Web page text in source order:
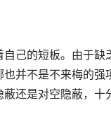
己的短板。由于
并不是不来梅的
还是对空隐蔽，